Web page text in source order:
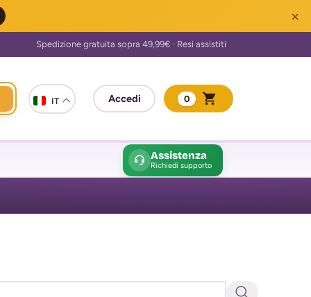
×
IT 0
Assistenza
Richiedi supporto